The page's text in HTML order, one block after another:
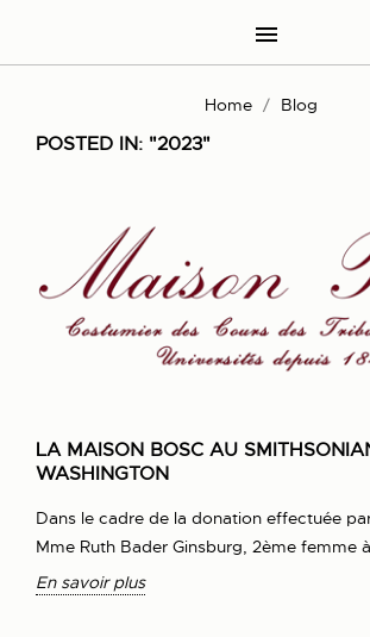

Home Blog
POSTED IN: "2023"
LA MAISON BOSC AU
WASHINGTON
Dans le cadre de la donation effectuée
Mme Ruth Bader Ginsburg, 2ème femme
En savoir plus